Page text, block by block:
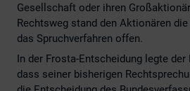
Gesellschaft oder ihren
Rechtsweg stand den Aktionären
das Spruchverfahren offen.
In der Frosta-Entscheidung legte der
dass seiner bisherigen